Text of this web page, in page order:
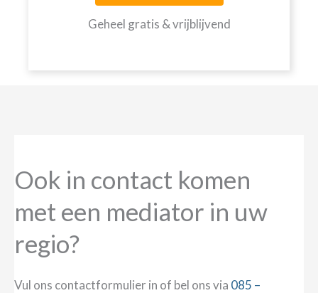
Geheel gratis & vrijblijvend
Ook in contact komen
met een mediator in uw
regio?
Vul ons contactformulier in of bel ons via 085 –